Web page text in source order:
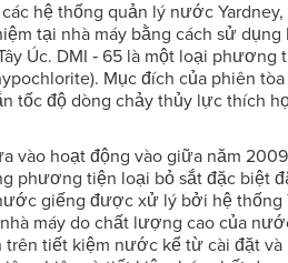
hệ thống quản lý nước
tại nhà máy bằng cách sử
Úc. DMI ‐ 65 là một loại
Mục đích của phiên
tốc độ dòng chảy thủy lực thích
vào hoạt động vào giữa năm
phương tiện loại bỏ sắt đặc biệt
giếng được xử lý bởi hệ thống
máy do chất lượng cao của
tiết kiệm nước kể từ cài đặt